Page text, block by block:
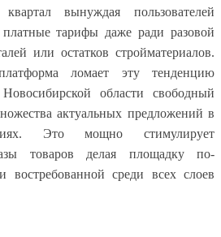
вынуждая пользователей
платные тарифы даже ради разовой
или остатков стройматериалов.
ломает эту тенденцию
области свободный
актуальных предложений в
Это мощно стимулирует
товаров делая площадку по-
востребованной среди всех слоев